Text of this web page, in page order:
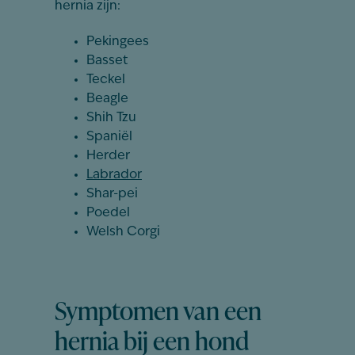
hernia zijn:
Pekingees
Basset
Teckel
Beagle
Shih Tzu
Spaniël
Herder
Labrador
Shar-pei
Poedel
Welsh Corgi
Symptomen van een
hernia bij een hond